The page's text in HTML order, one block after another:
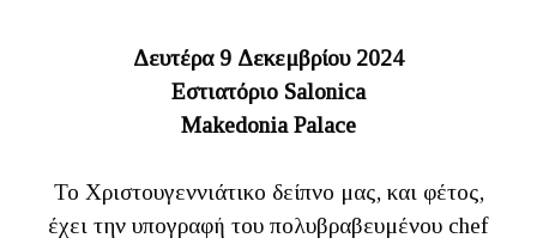
Δευτέρα 9 Δεκεμβρίου 2024
Εστιατόριο Salonica
Makedonia Palace
Το Χριστουγεννιάτικο δείπνο μας, και φέτος,
έχει την υπογραφή του πολυβραβευμένου chef